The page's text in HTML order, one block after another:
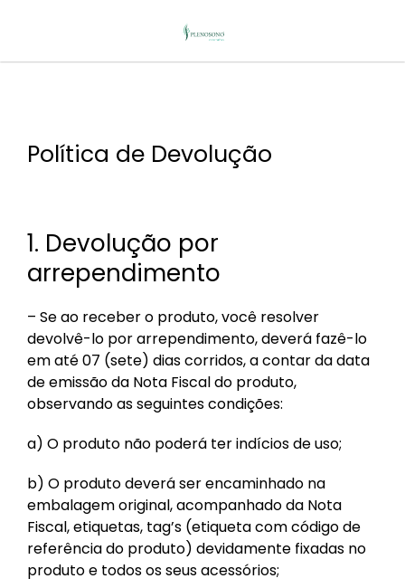
Política de Devolução
1. Devolução por
arrependimento
– Se ao receber o produto, você resolver
devolvê-lo por arrependimento, deverá fazê-lo
em até 07 (sete) dias corridos, a contar da data
de emissão da Nota Fiscal do produto,
observando as seguintes condições:
a) O produto não poderá ter indícios de uso;
b) O produto deverá ser encaminhado na
embalagem original, acompanhado da Nota
Fiscal, etiquetas, tag’s (etiqueta com código de
referência do produto) devidamente fixadas no
produto e todos os seus acessórios;